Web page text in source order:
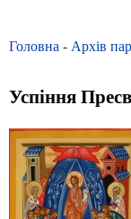
Головна - Архів
Успіння